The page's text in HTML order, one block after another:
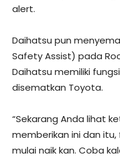
alert.
Daihatsu pun
Safety Assist) pada
Daihatsu memiliki
disematkan Toyota.
“Sekarang Anda lihat
memberikan ini dan
mulai naik kan. Coba